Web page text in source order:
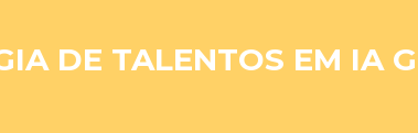
DE TALENTOS EM IA